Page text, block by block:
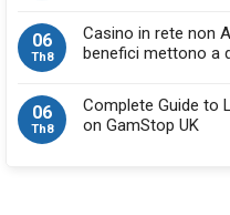
06
Th8
Casino in rete non
benefici mettono a
06
Th8
Complete Guide to
on GamStop UK